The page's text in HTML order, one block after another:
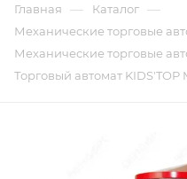
Главная — Каталог —
Механические торговые
Механические торговые
Торговый автомат KIDS'TOP